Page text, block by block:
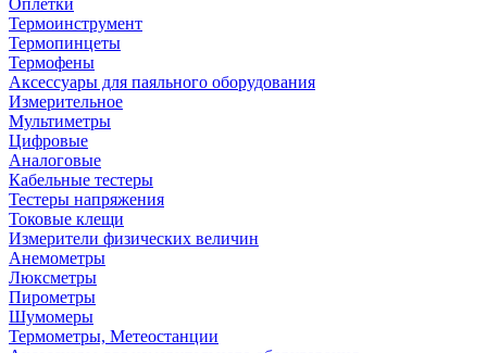
Оплетки
Термоинструмент
Термопинцеты
Термофены
Аксессуары для паяльного оборудования
Измерительное
Мультиметры
Цифровые
Аналоговые
Кабельные тестеры
Тестеры напряжения
Токовые клещи
Измерители физических величин
Анемометры
Люксметры
Пирометры
Шумомеры
Термометры, Метеостанции